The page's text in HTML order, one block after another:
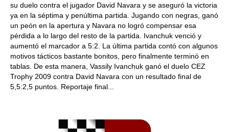
su duelo contra el jugador David Navara y se aseguró la victoria
ya en la séptima y penúltima partida. Jugando con negras, ganó
un peón en la apertura y Navara no logró compensar esa
pérdida a lo largo del resto de la partida. Ivanchuk venció y
aumentó el marcador a 5:2. La última partida contó con algunos
motivos tácticos bastante bonitos, pero finalmente terminó en
tablas. De esta manera, Vassily Ivanchuk ganó el duelo CEZ
Trophy 2009 contra David Navara con un resultado final de
5,5:2,5 puntos. Reportaje final...